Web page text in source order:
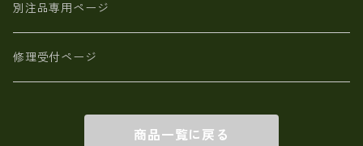
別注品専用ページ
修理受付ページ
商品一覧に戻る